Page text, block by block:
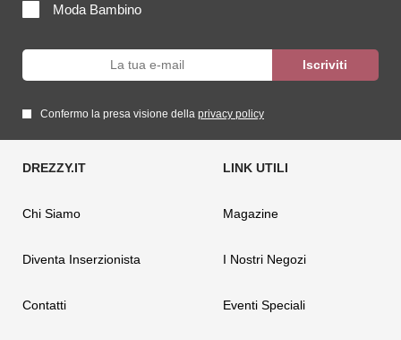
Moda Bambino
Confermo la presa visione della privacy policy
Chi Siamo
Diventa Inserzionista
Contatti
Magazine
I Nostri Negozi
Eventi Speciali